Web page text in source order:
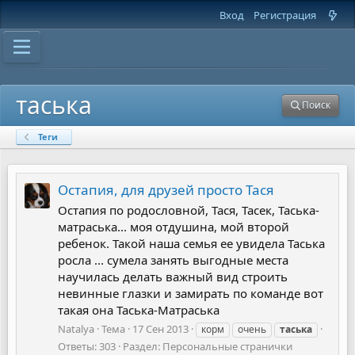
Вход Регистрация
таська Поиск
Теги
Остапия, для друзей просто Тася
Остапия по родословной, Тася, Тасек, Таська-
матраська... моя отдушина, мой второй
ребенок. Такой наша семья ее увидела Таська
росла ... сумела занять выгодные места
научилась делать важный вид строить
невинные глазки и замирать по команде вот
такая она Таська-Матраська
Natalya Тема 17 Сен 2013 корм очень таська
Ответы: 303 Раздел: Персональные странички